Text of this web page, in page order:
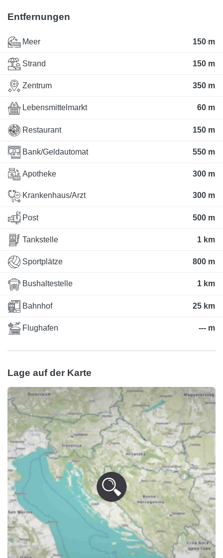
Entfernungen
Meer 150 m
Strand 150 m
Zentrum 350 m
Lebensmittelmarkt 60 m
Restaurant 150 m
Bank/Geldautomat 550 m
Apotheke 300 m
Krankenhaus/Arzt 300 m
Post 500 m
Tankstelle 1 km
Sportplätze 800 m
Bushaltestelle 1 km
Bahnhof 25 km
Flughafen --- m
Lage auf der Karte